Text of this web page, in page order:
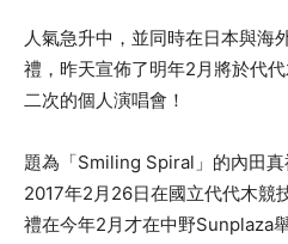
人氣急升中，並同時在日本與海
禮，昨天宣佈了明年2月將於代
二次的個人演唱會！
題為「Smiling Spiral」的內田
2017年2月26日在國立代代木競
禮在今年2月才在中野Sunplaza